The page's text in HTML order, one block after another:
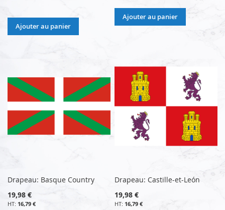
Ajouter au panier
Ajouter au panier
Drapeau: Basque Country
19,98 €
16,79 €
Drapeau: Castille-et-León
19,98 €
16,79 €